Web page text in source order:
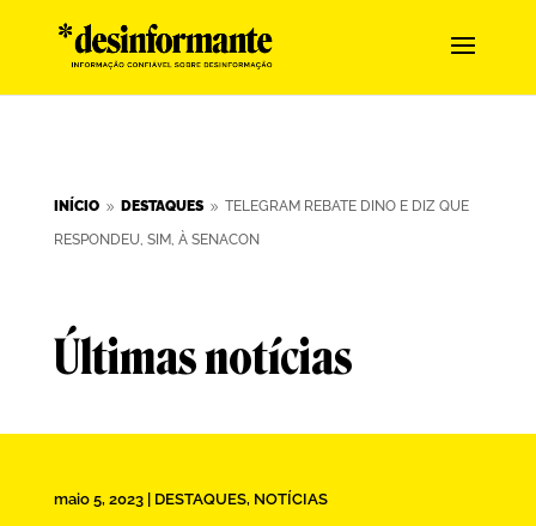
INÍCIO 9 DESTAQUES 9 TELEGRAM REBATE DINO E DIZ QUE
RESPONDEU, SIM, À SENACON
Últimas notícias
maio 5, 2023| DESTAQUES, NOTÍCIAS